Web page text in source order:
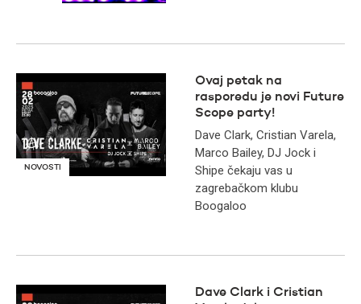
NOVOSTI
Ovaj petak na
rasporedu je novi Future
Scope party!
Dave Clark, Cristian Varela,
Marco Bailey, DJ Jock i
Shipe čekaju vas u
zagrebačkom klubu
Boogaloo
Dave Clark i Cristian